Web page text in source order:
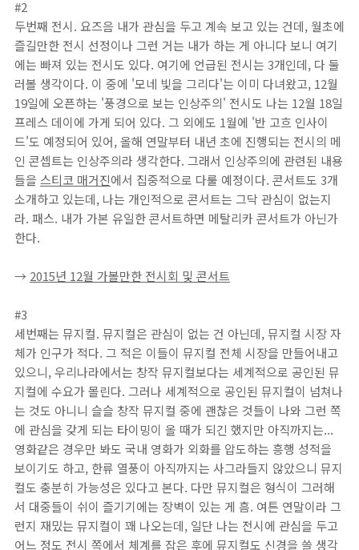
#2
두번째 전시. 요즈음 내가 관심을 두고 계속 보고 있는 건데, 월초에
즐길만한 전시 선정이나 그런 거는 내가 하는 게 아니다 보니 여기
에는 빠져 있는 전시도 있다. 여기에 언급된 전시는 3개인데, 다 둘
러볼 생각이다. 이 중에 '모네 빛을 그리다'는 이미 다녀왔고, 12월
19일에 오픈하는 '풍경으로 보는 인상주의' 전시도 나는 12월 18일
프레스 데이에 가게 되어 있다. 그 외에도 1월에 '반 고흐 인사이
드'도 예정되어 있어, 올해 연말부터 내년 초에 진행되는 전시의 메
인 콘셉트는 인상주의라 생각한다. 그래서 인상주의에 관련된 내용
들을 스티코 매거진에서 집중적으로 다룰 예정이다. 콘서트도 3개
소개하고 있는데, 나는 개인적으로 콘서트는 그닥 관심이 없는지
라. 패스. 내가 가본 유일한 콘서트하면 메탈리카 콘서트가 아닌가
한다.
→ 2015년 12월 가볼만한 전시회 및 콘서트
#3
세번째는 뮤지컬. 뮤지컬은 관심이 없는 건 아닌데, 뮤지컬 시장 자
체가 인구가 적다. 그 적은 이들이 뮤지컬 전체 시장을 만들어내고
있으니, 우리나라에서는 창작 뮤지컬보다는 세계적으로 공인된 뮤
지컬에 수요가 몰린다. 그러나 세계적으로 공인된 뮤지컬이 넘쳐나
는 것도 아니니 슬슬 창작 뮤지컬 중에 괜찮은 것들이 나와 그런 쪽
에 관심을 갖게 되는 타이밍이 올 때가 되긴 했지만 아직까지는...
영화같은 경우만 봐도 국내 영화가 외화를 압도하는 흥행 성적을
보이기도 하고, 한류 열풍이 아직까지는 사그라들지 않았으니 뮤지
컬도 충분히 가능성은 있다고 본다. 다만 뮤지컬은 형식이 그러해
서 대중들이 쉬이 즐기기에는 장벽이 있는 게 흠. 여튼 연말이라 그
런지 재밌는 뮤지컬이 꽤 나오는데, 일단 나는 전시에 관심을 두고
어느 정도 전시 쪽에서 체계를 잡은 후에 뮤지컬도 신경을 쓸 생각